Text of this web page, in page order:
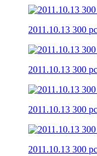
2011.10.13 300
2011.10.13 300
2011.10.13 300
2011.10.13 300